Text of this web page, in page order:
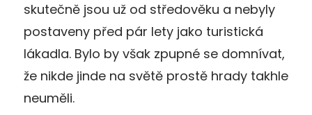
skutečně jsou už od středověku a nebyly
postaveny před pár lety jako turistická
lákadla. Bylo by však zpupné se domnívat,
že nikde jinde na světě prostě hrady takhle
neuměli.